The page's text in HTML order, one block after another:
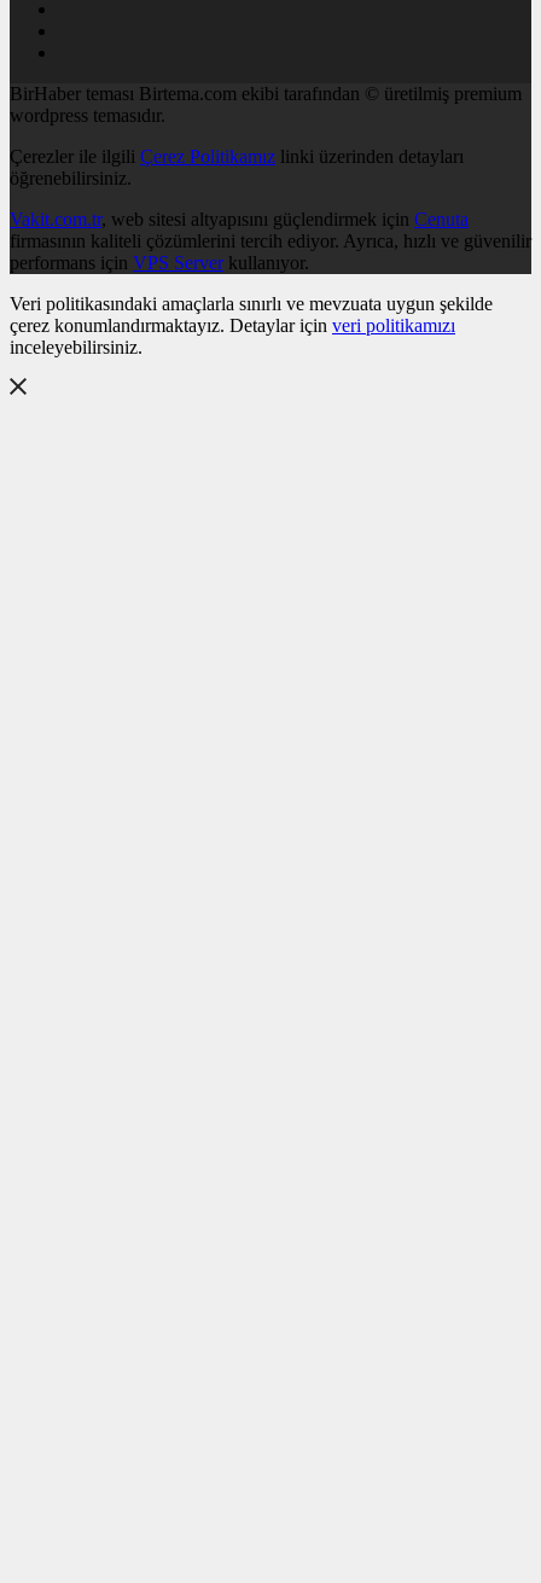
BirHaber teması Birtema.com ekibi tarafından © üretilmiş premium
wordpress temasıdır.
Çerezler ile ilgili Çerez Politikamız linki üzerinden detayları
öğrenebilirsiniz.
Vakit.com.tr, web sitesi altyapısını güçlendirmek için Cenuta
firmasının kaliteli çözümlerini tercih ediyor. Ayrıca, hızlı ve güvenilir
performans için VPS Serverkullanıyor.
Veri politikasındaki amaçlarla sınırlı ve mevzuata uygun şekilde
çerez konumlandırmaktayız. Detaylar için veri politikamızı
inceleyebilirsiniz.